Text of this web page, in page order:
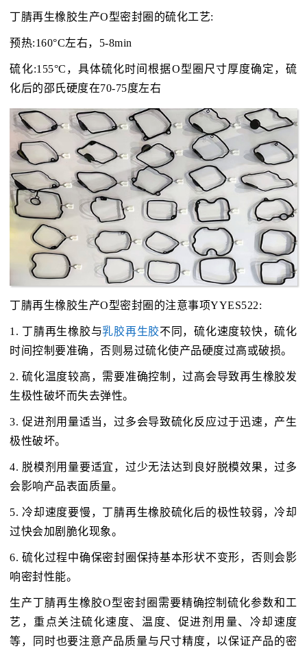
丁腈再生橡胶生产O型密封圈的硫化工艺:
预热:160°C左右，5-8min
硫化:155°C，具体硫化时间根据O型圈尺寸厚度确定，硫
化后的邵氏硬度在70-75度左右
丁腈再生橡胶生产O型密封圈的注意事项YYES522:
1. 丁腈再生橡胶与乳胶再生胶不同，硫化速度较快，硫化
时间控制要准确，否则易过硫化使产品硬度过高或破损。
2. 硫化温度较高，需要准确控制，过高会导致再生橡胶发
生极性破坏而失去弹性。
3. 促进剂用量适当，过多会导致硫化反应过于迅速，产生
极性破坏。
4. 脱模剂用量要适宜，过少无法达到良好脱模效果，过多
会影响产品表面质量。
5. 冷却速度要慢，丁腈再生橡胶硫化后的极性较弱，冷却
过快会加剧脆化现象。
6. 硫化过程中确保密封圈保持基本形状不变形，否则会影
响密封性能。
生产丁腈再生橡胶O型密封圈需要精确控制硫化参数和工
艺，重点关注硫化速度、温度、促进剂用量、冷却速度
等，同时也要注意产品质量与尺寸精度，以保证产品的密